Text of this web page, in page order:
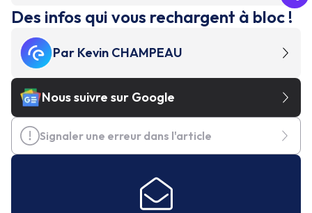
Des infos qui vous rechargent à bloc !
Par Kevin CHAMPEAU
Nous suivre sur Google
Signaler une erreur dans l'article